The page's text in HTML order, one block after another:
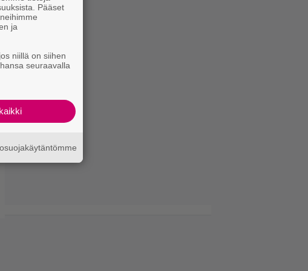
Pääset
ja
niillä on siihen
seuraavalla